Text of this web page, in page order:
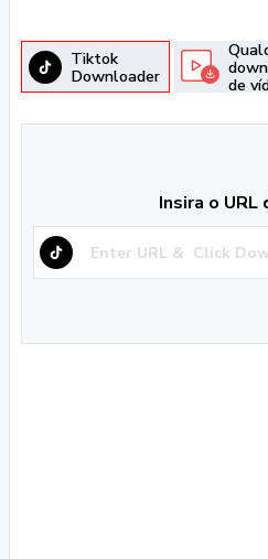
Tiktok
Downloader
de
Insira o URL